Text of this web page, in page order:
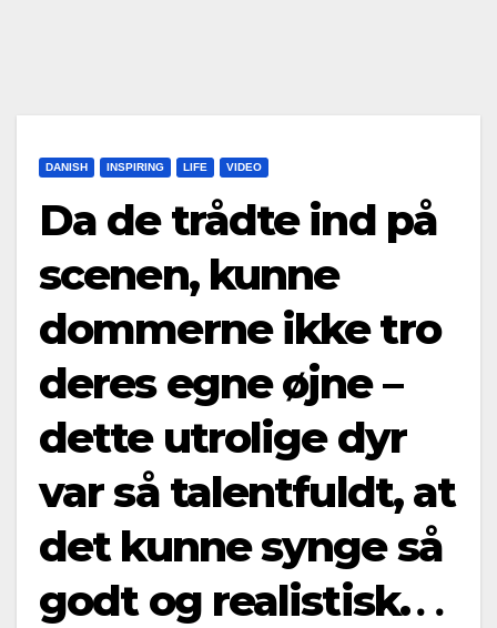
DANISH INSPIRING LIFE VIDEO
Da de trådte ind på
scenen, kunne
dommerne ikke tro
deres egne øjne –
dette utrolige dyr
var så talentfuldt, at
det kunne synge så
godt og realistisk.․․